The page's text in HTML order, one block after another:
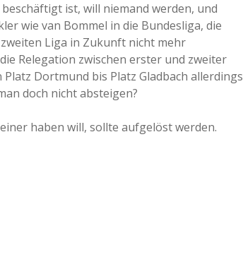
ist, will niemand werden, und
wie van Bommel in die Bundesliga, die
Liga in Zukunft nicht mehr
Relegation zwischen erster und zweiter
Dortmund bis Platz Gladbach allerdings
doch nicht absteigen?
haben will, sollte aufgelöst werden.